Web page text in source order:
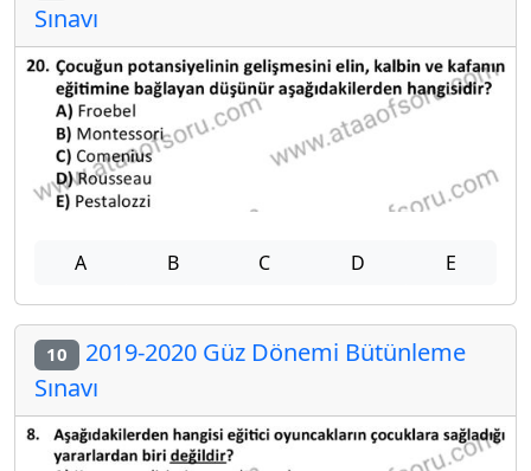
Sınavı
A B C D E
10 2019-2020 Güz Dönemi Bütünleme
Sınavı